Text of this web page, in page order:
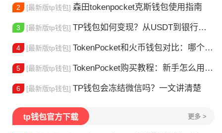
2 [最新版tp钱包] 森田tokenpocket克斯钱包使用指南
3 [最新版tp钱包] TP钱包如何变现？从USDT到银行卡的完整攻略
4 [最新版tp钱包] TokenPocket和火币钱包对比：哪个更适合你？
5 [最新版tp钱包] TokenPocket购买教程：新手怎么用TP钱包买币
6 [最新版tp钱包] TP钱包会冻结微信吗？一文讲清楚
tp钱包官方下载 更多 >